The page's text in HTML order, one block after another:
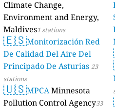
Climate Change,
Environment and Energy,
Maldives1 stations
🇪🇸Monitorización Red
De Calidad Del Aire Del
Principado De Asturias 23
stations
🇺🇸MPCAMinnesota
Pollution Control Agency33